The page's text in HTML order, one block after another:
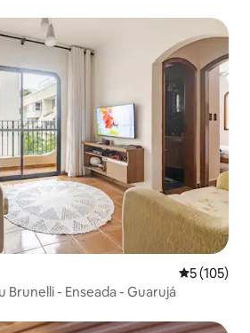
s oznakom „Odabrali gosti”
Prosječna
5 (105)
Brunelli - Enseada - Guarujá